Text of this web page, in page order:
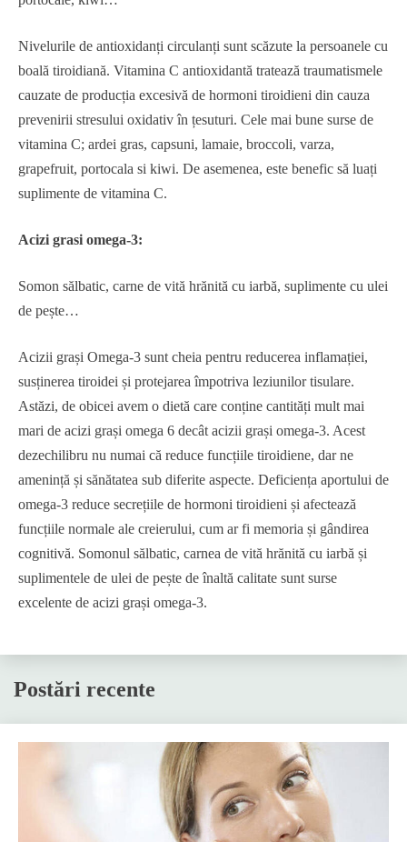
Nivelurile de antioxidanți circulanți sunt scăzute la persoanele cu
boală tiroidiană. Vitamina C antioxidantă tratează traumatismele
cauzate de producția excesivă de hormoni tiroidieni din cauza
prevenirii stresului oxidativ în țesuturi. Cele mai bune surse de
vitamina C; ardei gras, capsuni, lamaie, broccoli, varza,
grapefruit, portocala si kiwi. De asemenea, este benefic să luați
suplimente de vitamina C.
Acizi grasi omega-3:
Somon sălbatic, carne de vită hrănită cu iarbă, suplimente cu ulei
de pește…
Acizii grași Omega-3 sunt cheia pentru reducerea inflamației,
susținerea tiroidei și protejarea împotriva leziunilor tisulare.
Astăzi, de obicei avem o dietă care conține cantități mult mai
mari de acizi grași omega 6 decât acizii grași omega-3. Acest
dezechilibru nu numai că reduce funcțiile tiroidiene, dar ne
amenință și sănătatea sub diferite aspecte. Deficiența aportului de
omega-3 reduce secrețiile de hormoni tiroidieni și afectează
funcțiile normale ale creierului, cum ar fi memoria și gândirea
cognitivă. Somonul sălbatic, carnea de vită hrănită cu iarbă și
suplimentele de ulei de pește de înaltă calitate sunt surse
excelente de acizi grași omega-3.
Postări recente